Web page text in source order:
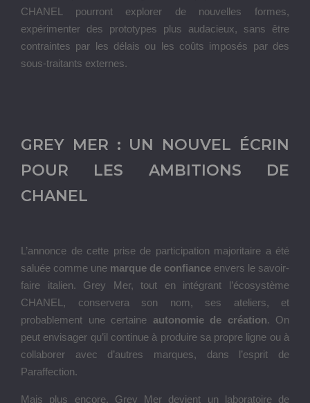
CHANEL pourront explorer de nouvelles formes,
expérimenter des prototypes plus audacieux, sans être
contraintes par les délais ou les coûts imposés par des
sous-traitants externes.
GREY MER : UN NOUVEL ÉCRIN
POUR LES AMBITIONS DE
CHANEL
L’annonce de cette prise de participation majoritaire a été
saluée comme une marque de confiance envers le savoir-
faire italien. Grey Mer, tout en intégrant l’écosystème
CHANEL, conservera son nom, ses ateliers, et
probablement une certaine autonomie de création. On
peut envisager qu’il continue à produire sa propre ligne ou à
collaborer avec d’autres marques, dans l’esprit de
Paraffection.
Mais plus encore, Grey Mer devient un laboratoire de